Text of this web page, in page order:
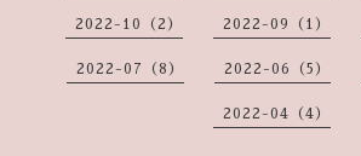
2022-10（2） 2022-09（1）
2022-07（8） 2022-06（5）
2022-04（4）